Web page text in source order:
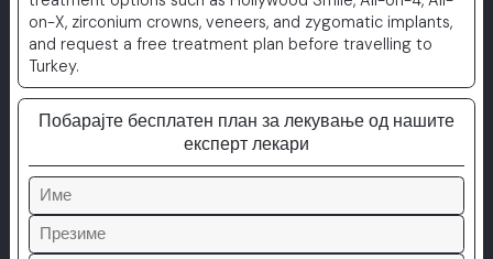
on-X, zirconium crowns, veneers, and zygomatic implants,
and request a free treatment plan before travelling to
Turkey.
Побарајте бесплатен план за лекување од нашите
експерт лекари